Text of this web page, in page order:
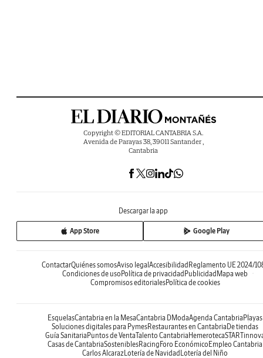
Copyright © EDITORIAL CANTABRIA S.A.
Avenida de Parayas 38, 39011 Santander ,
Cantabria
Descargar la app
App Store Google Play
ContactarQuiénes somosAviso legal Accesibilidad Reglamento UE 2024/
Condiciones de uso Política de privacidad Publicidad Mapa web
Compromisos editorialesPolítica de cookies
EsquelasCantabria en la MesaCantabria DModaAgenda Cantabria Playas
Soluciones digitales para PymesRestaurantes en Cantabria De tiendas
Guía Sanitaria Puntos de VentaTalento Cantabria Hemeroteca
Casas de CantabriaSosteniblesRacing Foro Económico Empleo Cantabria
Carlos Alcaraz Lotería de Navidad Lotería del Niño